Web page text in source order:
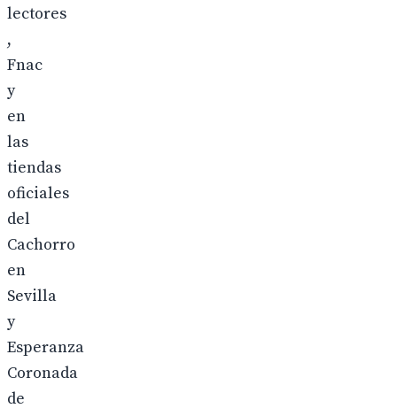
lectores
,
Fnac
y
en
las
tiendas
oficiales
del
Cachorro
en
Sevilla
y
Esperanza
Coronada
de